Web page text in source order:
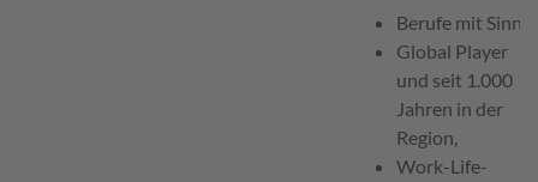
Berufe mit Sinn,
Global Player
und seit 1.000
Jahren in der
Region,
Work-Life-